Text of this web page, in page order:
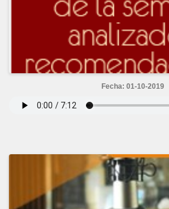
Fecha: 01-10-2019